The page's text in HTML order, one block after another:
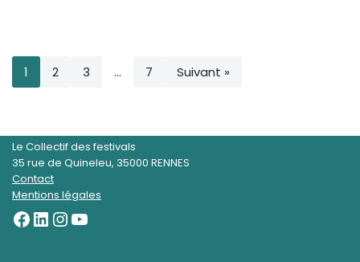
1 2 3 … 7 Suivant »
Le Collectif des festivals
35 rue de Quineleu, 35000 RENNES
Contact
Mentions légales